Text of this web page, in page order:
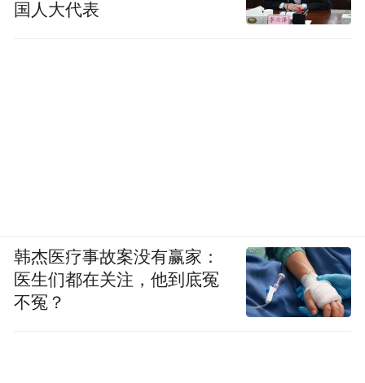
国人大代表
韩杰医疗事故案没有赢家：
医生们都在关注，他到底冤
不冤？